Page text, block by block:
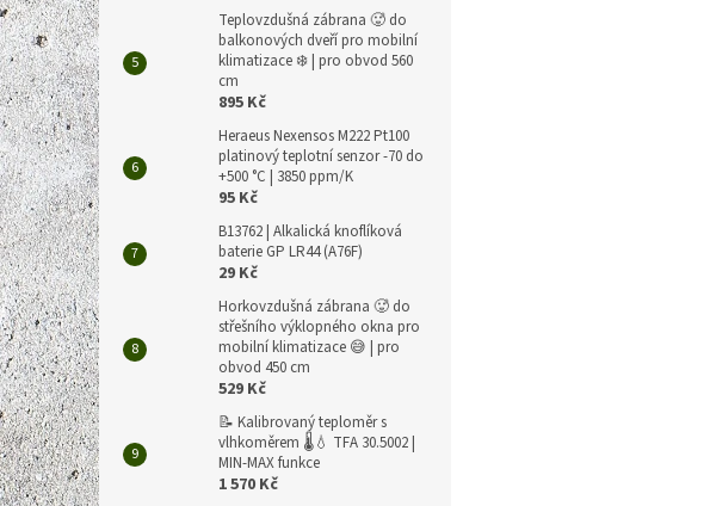
Teplovzdušná zábrana 🥵 do
balkonových dveří pro mobilní
klimatizace ❄️ | pro obvod 560
cm
895 Kč
Heraeus Nexensos M222 Pt100
platinový teplotní senzor -70 do
+500 °C | 3850 ppm/K
95 Kč
B13762 | Alkalická knoflíková
baterie GP LR44 (A76F)
29 Kč
Horkovzdušná zábrana 🥵 do
střešního výklopného okna pro
mobilní klimatizace 😅 | pro
obvod 450 cm
529 Kč
📝 Kalibrovaný teploměr s
vlhkoměrem 🌡️💧 TFA 30.5002 |
MIN-MAX funkce
1 570 Kč